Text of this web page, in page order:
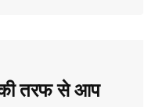
तरफ से आप